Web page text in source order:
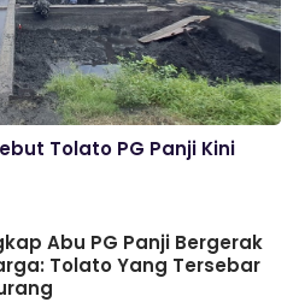
Tolato PG Panji Kini
Abu PG Panji Bergerak
Tolato Yang Tersebar